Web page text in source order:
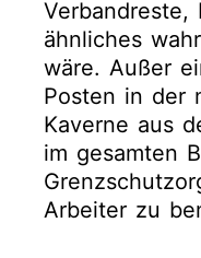
Verbandreste,
ähnliches
wäre. Außer
Posten in der
Kaverne aus
im gesamten
Arbeiter zu